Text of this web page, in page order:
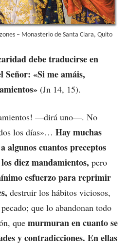
– Monasterio de Santa Clara, Quito
debe traducirse en
Señor: «Si me amáis,
(Jn 14, 15).
—dirá uno—. No
los días»… Hay muchas
algunos cuantos preceptos
diez mandamientos, pero
esfuerzo para reprimir
destruir los hábitos viciosos,
que lo abandonan todo
que murmuran en cuanto se
y contradicciones. En ellas